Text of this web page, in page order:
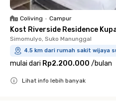
Coliving • Campur
Kost Riverside Residence
Simomulyo, Suko Manunggal
4.5 km dari rumah sakit wijaya
mulai dari Rp2.200.000 /bulan
Lihat info lebih banyak